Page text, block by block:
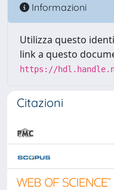
Informazioni
Utilizza questo
link a questo
https://
Citazioni